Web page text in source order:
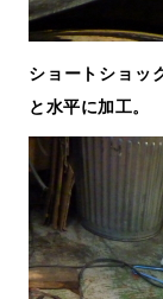
ショートショッ
と水平に加工。